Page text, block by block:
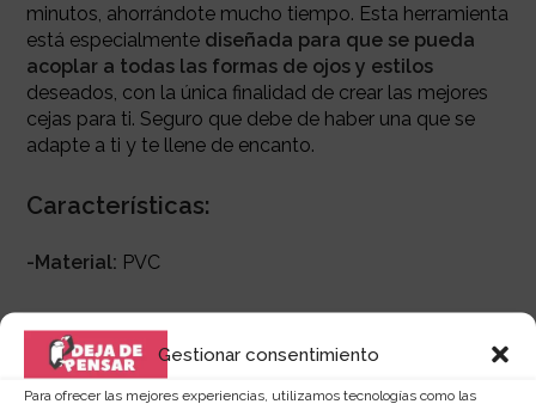
Gestionar consentimiento
Para ofrecer las mejores experiencias, utilizamos tecnologías como las
minutos, ahorrándote mucho tiempo. Esta herramienta
está especialmente diseñada para que se pueda
acoplar a todas las formas de ojos y estilos
deseados, con la única finalidad de crear las mejores
cejas para ti. Seguro que debe de haber una que se
adapte a ti y te llene de encanto.
Características:
-Material: PVC
Autor: